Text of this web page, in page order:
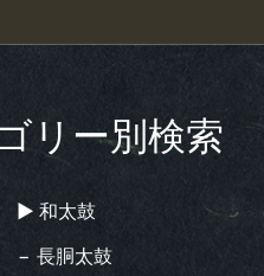
リー別検索
▶︎ 和太鼓
− 長胴太鼓